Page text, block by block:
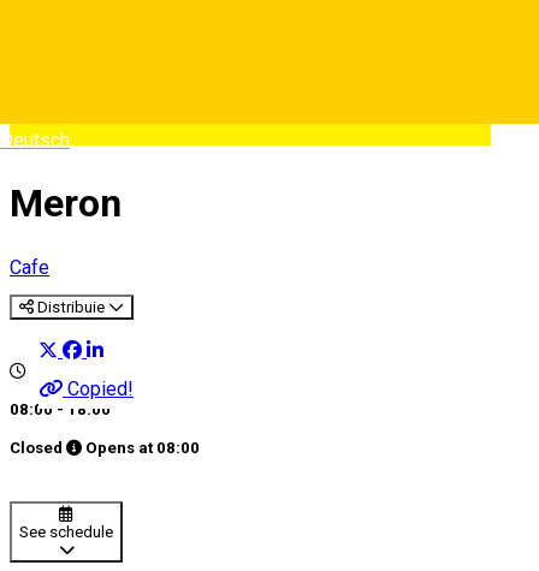
Deutsch
Meron
Cafe
Distribuie
Copied!
08:00 - 18:00
Closed Opens at 08:00
See schedule